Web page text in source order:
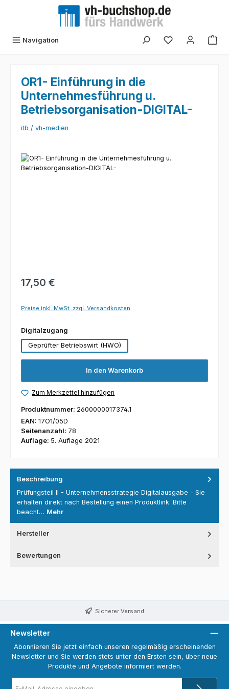
Zum Hauptinhalt springen
Navigation
OR1- Einführung in die
Unternehmesführung u.
Betriebsorganisation-DIGITAL-
itb / vh-medien
Bildergalerie überspringen
17,50 €
Preise inkl. MwSt. zzgl. Versandkosten
Digitalzugang
Geprüfter Betriebswirt (HWO)
In den Warenkorb
Zum Merkzettel hinzufügen
Produktnummer: 2600000017374.1
EAN: 17O1/05D
Seitenanzahl: 78
Auflage: 5. Auflage 2021
Beschreibung
Prüfungsteil II - Unternehmensstrategie Digitalausgabe - Sie
erhalten direkt nach Bestellung einen Produktlink. Bitte
beacht… Mehr
Hersteller
Bewertungen
Sicherer Versand
Newsletter
Abonnieren Sie jetzt einfach unseren regelmäßig erscheinenden
Newsletter und Sie werden stets unter den Ersten sein, über neue
Produkte und Angebote informiert werden.